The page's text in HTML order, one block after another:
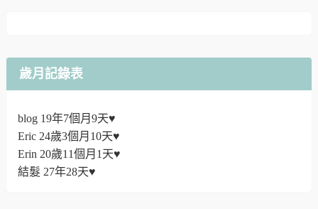
歲月記錄表
blog 19年7個月9天♥
Eric 24歲3個月10天♥
Erin 20歲11個月1天♥
結髮 27年28天♥